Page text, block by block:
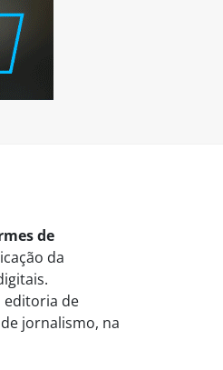
de
da
editoria de
jornalismo, na